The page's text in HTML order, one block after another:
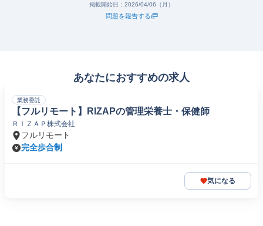
掲載開始日： 2026/04/06（月）
問題を報告する
あなたにおすすめの求人
業務委託
【フルリモート】RIZAPの管理栄養士・保健師
ＲＩＺＡＰ株式会社
フルリモート
完全歩合制
気になる